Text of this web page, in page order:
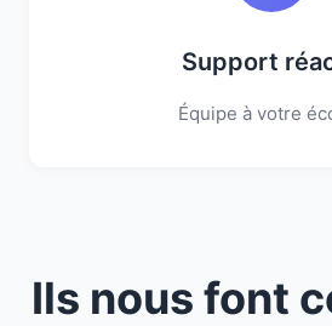
Support
Équipe à votre
Ils nous font